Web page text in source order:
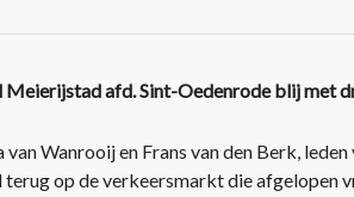
Meierijstad afd. Sint-Oedenrode blij met
van Wanrooij en Frans van den Berk,
op de verkeersmarkt die afgelopen